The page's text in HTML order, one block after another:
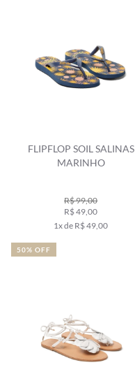
FLIPFLOP SOIL SALINAS
MARINHO
R$ 99,00
R$ 49,00
1x de R$ 49,00
50% OFF